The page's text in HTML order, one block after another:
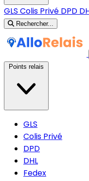
GLS Colis Privé DPD
Rechercher...
GLS
Colis Privé
DPD
DHL
Fedex